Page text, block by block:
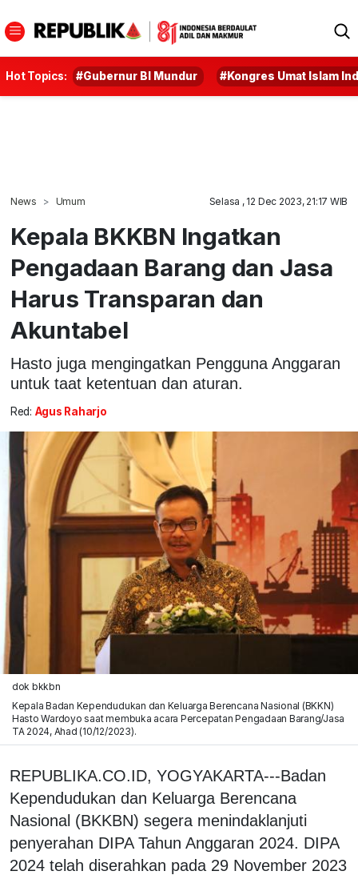
Hot Topics: #Gubernur BI Mundur #Kongres Umat Islam
News Umum Selasa , 12 Dec 2023, 21:17 WIB
Kepala BKKBN Ingatkan
Pengadaan Barang dan Jasa
Harus Transparan dan
Akuntabel
Hasto juga mengingatkan Pengguna Anggaran
untuk taat ketentuan dan aturan.
Red: Agus Raharjo
dok bkkbn
Kepala Badan Kependudukan dan Keluarga Berencana Nasional (BKKN)
Hasto Wardoyo saat membuka acara Percepatan Pengadaan Barang/Jasa
TA 2024, Ahad (10/12/2023).
REPUBLIKA.CO.ID, YOGYAKARTA---Badan
Kependudukan dan Keluarga Berencana
Nasional (BKKBN) segera menindaklanjuti
penyerahan DIPA Tahun Anggaran 2024. DIPA
2024 telah diserahkan pada 29 November 2023